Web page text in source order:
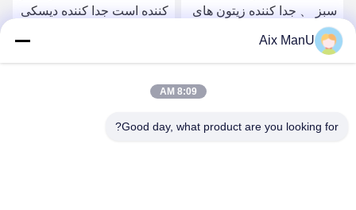
سبز 、 جدا کننده زیتون های
زائد
بهترین قیمت رو بدست
کننده است جدا کننده دیسکی
بهترین قیمت رو بدست
Aix ManU
8:09 AM
Good day, what product are you looking for?